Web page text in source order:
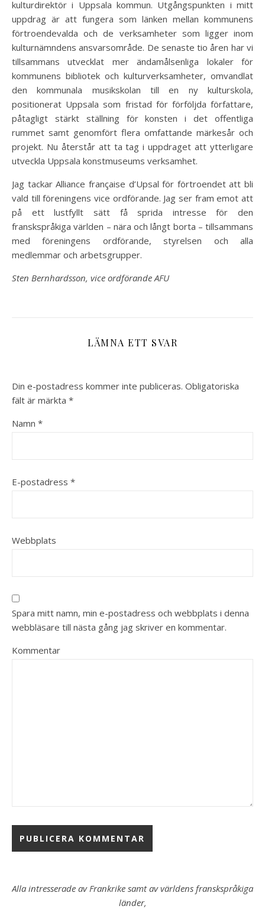
kulturdirektör i Uppsala kommun. Utgångspunkten i mitt
uppdrag är att fungera som länken mellan kommunens
förtroendevalda och de verksamheter som ligger inom
kulturnämndens ansvarsområde. De senaste tio åren har vi
tillsammans utvecklat mer ändamålsenliga lokaler för
kommunens bibliotek och kulturverksamheter, omvandlat
den kommunala musikskolan till en ny kulturskola,
positionerat Uppsala som fristad för förföljda författare,
påtagligt stärkt ställning för konsten i det offentliga
rummet samt genomfört flera omfattande märkesår och
projekt. Nu återstår att ta tag i uppdraget att ytterligare
utveckla Uppsala konstmuseums verksamhet.
Jag tackar Alliance française d’Upsal för förtroendet att bli
vald till föreningens vice ordförande. Jag ser fram emot att
på ett lustfyllt sätt få sprida intresse för den
franskspråkiga världen – nära och långt borta – tillsammans
med föreningens ordförande, styrelsen och alla
medlemmar och arbetsgrupper.
Sten Bernhardsson, vice ordförande AFU
LÄMNA ETT SVAR
Din e-postadress kommer inte publiceras. Obligatoriska
fält är märkta *
Namn *
E-postadress *
Webbplats
Spara mitt namn, min e-postadress och webbplats i denna
webbläsare till nästa gång jag skriver en kommentar.
Kommentar
Alla intresserade av Frankrike samt av världens franskspråkiga
länder,